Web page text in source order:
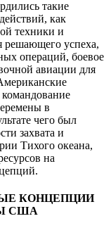
такие
как
техники и
решающего успеха,
операций, боевое
авиации для
в
чего был
захвата и
Тихого океана,
на